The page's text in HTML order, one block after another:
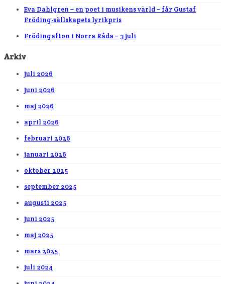
Eva Dahlgren – en poet i musikens värld – får Gustaf
Fröding-sällskapets lyrikpris
Frödingafton i Norra Råda – 3 juli
Arkiv
juli 2026
juni 2026
maj 2026
april 2026
februari 2026
januari 2026
oktober 2025
september 2025
augusti 2025
juni 2025
maj 2025
mars 2025
juli 2024